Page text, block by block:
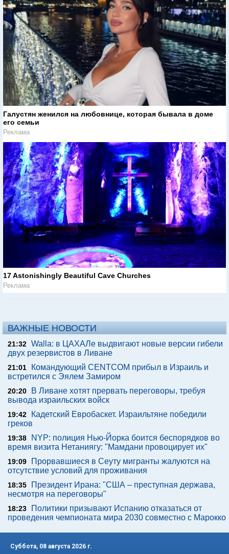
Галустян женился на любовнице, которая бывала в доме
его семьи
Реклама
17 Astonishingly Beautiful Cave Churches
Реклама
ВАЖНЫЕ НОВОСТИ
21:32 Walla: в ЦАХАЛе выдвигают новые версии гибели
двух резервистов в Ливане
21:01
Командующий CENTCOM прибыл в Израиль и
встретился с Эялем Замиром
20:20
В Ливане хотят прервать переговоры, требуя
вывода израильских войск
19:42
Кадетский Евробаскет. Израильтяне победили
греков
19:38
NYP: полиция Нью-Йорка боится беспорядков во
время визита Нетаниягу: "Мамдани провоцирует их"
19:09
Прорвавшиеся в Сеуту мигранты жалуются на
отсутствие условий для проживания
18:35
Президент Ирана: "США – преступная держава,
несмотря на переговоры"
18:23
Политики призывают Испанию отказаться от
проведения чемпионата мира 2030 совместно с Марокко
Суббота, 08 августа 2026 г.